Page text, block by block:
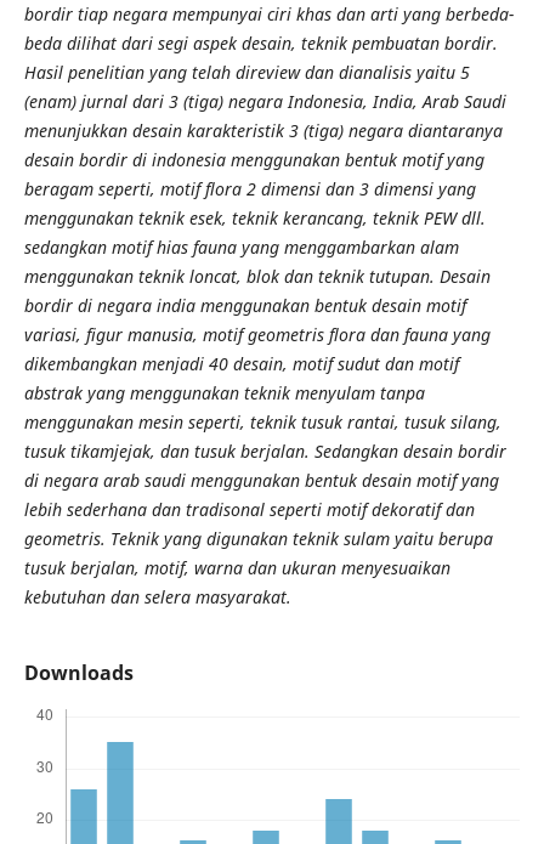
bordir tiap negara mempunyai ciri khas dan arti yang berbeda-
beda dilihat dari segi aspek desain, teknik pembuatan bordir.
Hasil penelitian yang telah direview dan dianalisis yaitu 5
(enam) jurnal dari 3 (tiga) negara Indonesia, India, Arab Saudi
menunjukkan desain karakteristik 3 (tiga) negara diantaranya
desain bordir di indonesia menggunakan bentuk motif yang
beragam seperti, motif flora 2 dimensi dan 3 dimensi yang
menggunakan teknik esek, teknik kerancang, teknik PEW dll.
sedangkan motif hias fauna yang menggambarkan alam
menggunakan teknik loncat, blok dan teknik tutupan. Desain
bordir di negara india menggunakan bentuk desain motif
variasi, figur manusia, motif geometris flora dan fauna yang
dikembangkan menjadi 40 desain, motif sudut dan motif
abstrak yang menggunakan teknik menyulam tanpa
menggunakan mesin seperti, teknik tusuk rantai, tusuk silang,
tusuk tikamjejak, dan tusuk berjalan. Sedangkan desain bordir
di negara arab saudi menggunakan bentuk desain motif yang
lebih sederhana dan tradisonal seperti motif dekoratif dan
geometris. Teknik yang digunakan teknik sulam yaitu berupa
tusuk berjalan, motif, warna dan ukuran menyesuaikan
kebutuhan dan selera masyarakat.
Downloads